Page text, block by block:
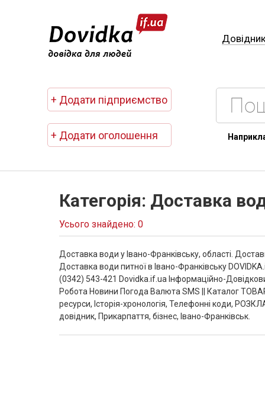
+ Додати підприємство
+ Додати оголошення
Категорія: Доставка
Усього знайдено: 0
Доставка води у Івано-Франківську, області.
Доставка води питної в Івано-Франківську
(0342) 543-421 Dovidka.if.ua Інформаційно-
Робота Новини Погода Валюта SMS || Каталог
ресурси, Історія-хронологія, Телефонні коди,
довідник, Прикарпаття, бізнес, Івано-Франківськ.